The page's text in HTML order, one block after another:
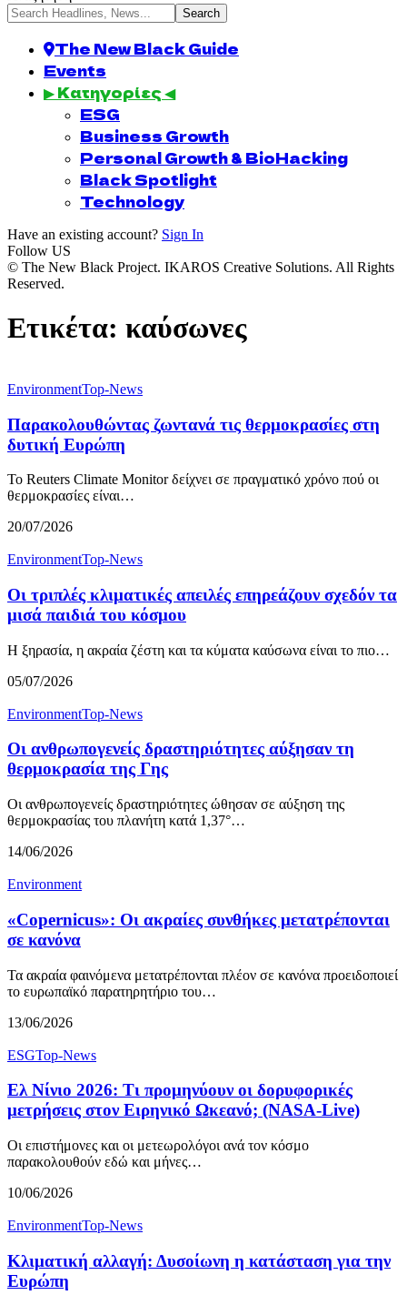
The New Black Guide
Events
▶ Κατηγορίες ◀
ESG
Business Growth
Personal Growth & BioHacking
Black Spotlight
Technology
Have an existing account? Sign In
Follow US
© The New Black Project. IKAROS Creative Solutions. All Rights
Reserved.
Ετικέτα: καύσωνες
EnvironmentTop-News
Παρακολουθώντας ζωντανά τις θερμοκρασίες στη
δυτική Ευρώπη
Το Reuters Climate Monitor δείχνει σε πραγματικό χρόνο πού οι
θερμοκρασίες είναι…
20/07/2026
EnvironmentTop-News
Οι τριπλές κλιματικές απειλές επηρεάζουν σχεδόν τα
μισά παιδιά του κόσμου
Η ξηρασία, η ακραία ζέστη και τα κύματα καύσωνα είναι το πιο…
05/07/2026
EnvironmentTop-News
Οι ανθρωπογενείς δραστηριότητες αύξησαν τη
θερμοκρασία της Γης
Οι ανθρωπογενείς δραστηριότητες ώθησαν σε αύξηση της
θερμοκρασίας του πλανήτη κατά 1,37°…
14/06/2026
Environment
«Copernicus»: Οι ακραίες συνθήκες μετατρέπονται
σε κανόνα
Τα ακραία φαινόμενα μετατρέπονται πλέον σε κανόνα προειδοποιεί
το ευρωπαϊκό παρατηρητήριο του…
13/06/2026
ESGTop-News
Ελ Νίνιο 2026: Τι προμηνύουν οι δορυφορικές
μετρήσεις στον Ειρηνικό Ωκεανό; (NASA-Live)
Οι επιστήμονες και οι μετεωρολόγοι ανά τον κόσμο
παρακολουθούν εδώ και μήνες…
10/06/2026
EnvironmentTop-News
Κλιματική αλλαγή: Δυσοίωνη η κατάσταση για την
Ευρώπη